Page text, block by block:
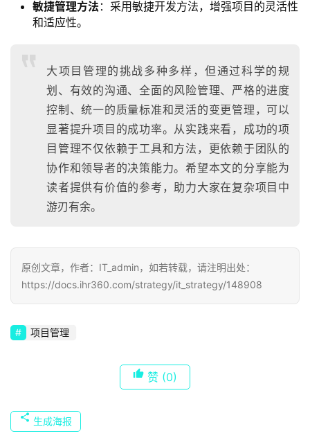
敏捷管理方法 ：采用敏捷开发方法，增强项目的灵活性
和适应性。
大项目管理的挑战多种多样，但通过科学的规
划、有效的沟通、全面的风险管理、严格的进度
控制、统一的质量标准和灵活的变更管理，可以
显著提升项目的成功率。从实践来看，成功的项
目管理不仅依赖于工具和方法，更依赖于团队的
协作和领导者的决策能力。希望本文的分享能为
读者提供有价值的参考，助力大家在复杂项目中
游刃有余。
原创文章，作者：IT_admin，如若转载，请注明出处：
https://docs.ihr360.com/strategy/it_strategy/148908
项目管理
赞 (0)
生成海报